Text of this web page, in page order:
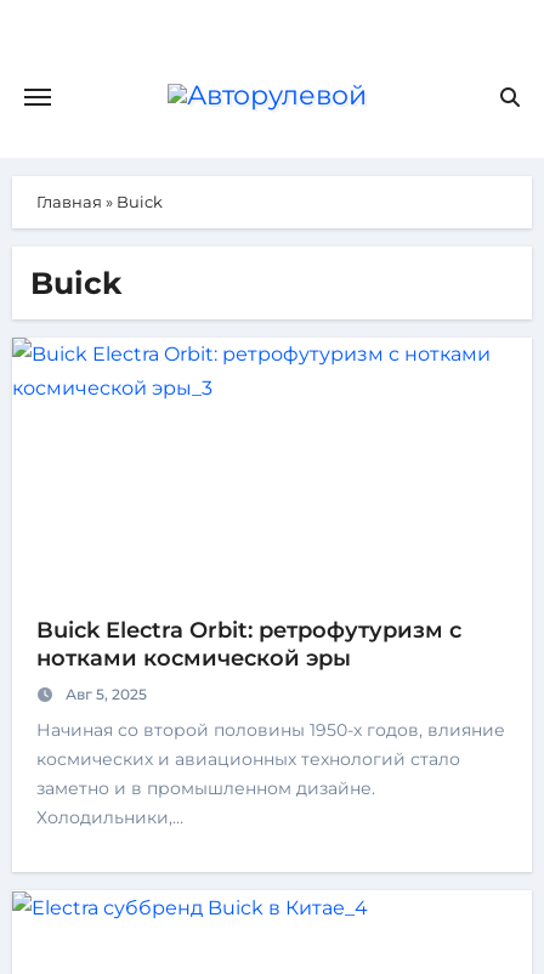
Главная » Buick
Buick
Buick Electra Orbit: ретрофутуризм с
нотками космической эры
Авг 5, 2025
Начиная со второй половины 1950-х годов, влияние
космических и авиационных технологий стало
заметно и в промышленном дизайне.
Холодильники,…